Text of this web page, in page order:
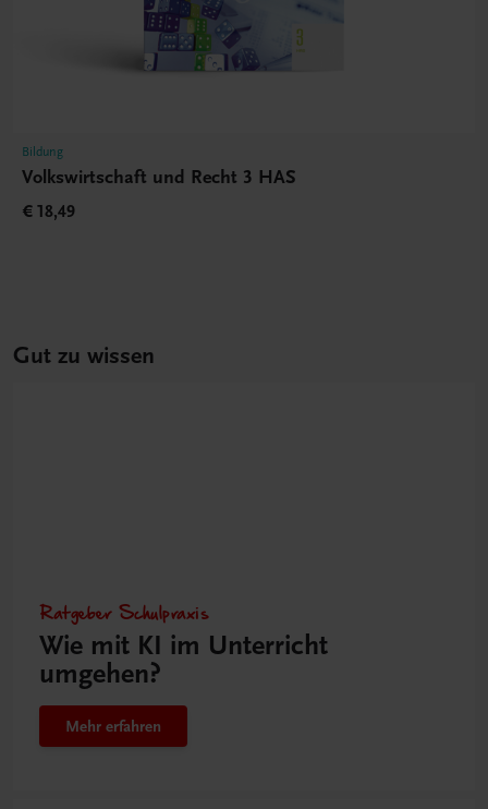
Bildung
Volkswirtschaft und Recht 3 HAS
€ 18,49
Gut zu wissen
Ratgeber Schulpraxis
Wie mit KI im Unterricht
umgehen?
Mehr erfahren